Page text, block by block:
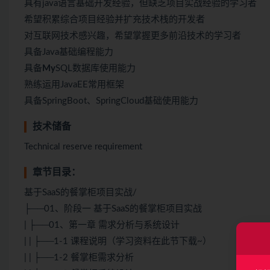
具有java语言基础开发经验，但缺乏项目实战经验的学习者
希望积累综合项目经验并扩充技术栈的开发者
对互联网技术感兴趣，希望掌握更多前沿技术的学习者
具备Java基础编程能力
具备 MySQL数据库使用能力
熟练运用JavaEE常用框架
具备SpringBoot、SpringCloud基础使用能力
技术储备
Technical reserve requirement
章节目录：
基于SaaS的餐掌柜项目实战/
├──01、阶段一 基于SaaS的餐掌柜项目实战
| ├──01、第一章 需求分析与系统设计
| | ├──1-1 课程说明（学习资料在此节下载~）
| | ├──1-2 餐掌柜需求分析